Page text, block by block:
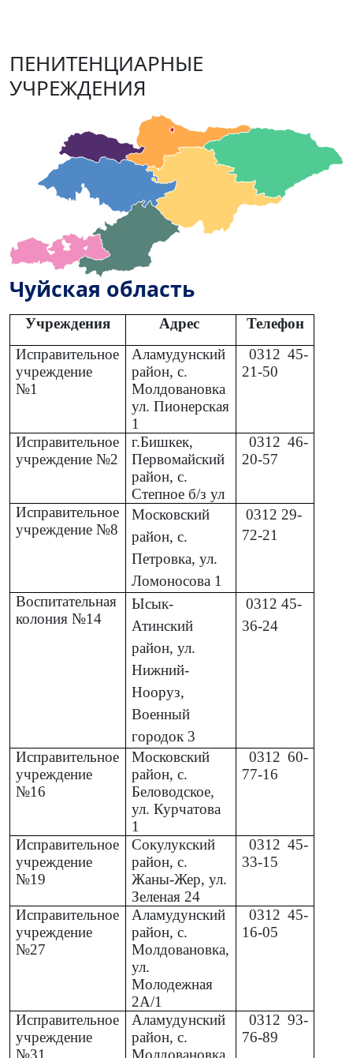
ПЕНИТЕНЦИАРНЫЕ
УЧРЕЖДЕНИЯ
Чуйская область
Учреждения Адрес
Телефон
Исправительное
учреждение
№1
Аламудунский
район, с.
Молдовановка
ул. Пионерская
1
0312 45-
21-50
Исправительное
учреждение №2
г.Бишкек,
Первомайский
район, с.
Степное б/з ул
0312 46-
20-57
Исправительное
учреждение №8
Московский
район, с.
Петровка, ул.
Ломоносова 1
031229-
72-21
Воспитательная
колония №14
Ысык-
Атинский
район, ул.
Нижний-
Нооруз,
Военный
городок 3
031245-
36-24
Исправительное
учреждение
№16
Московский
район, с.
Беловодское,
ул. Курчатова
1
0312 60-
77-16
Исправительное
учреждение
№19
Сокулукский
район, с.
Жаны-Жер, ул.
Зеленая 24
0312 45-
33-15
Исправительное
учреждение
№27
Аламудунский
район, с.
Молдовановка,
ул.
Молодежная
2А/1
0312 45-
16-05
Исправительное
учреждение
№31
Аламудунский
район, с.
Молдовановка,
0312 93-
76-89